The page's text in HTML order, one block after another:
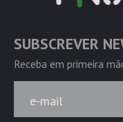
SUBSCREVER
Receba em primeira
e-mail